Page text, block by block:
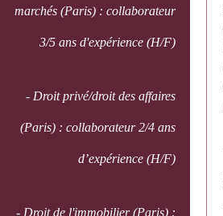
marchés (Paris) : collaborateur
3/5 ans d'expérience (H/F)
- Droit privé/droit des affaires
(Paris) : collaborateur 2/4 ans
d’expérience (H/F)
- Droit de l'immobilier (Paris) :